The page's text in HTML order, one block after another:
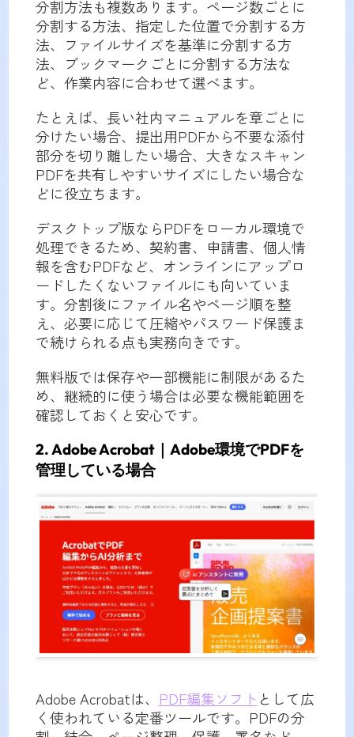
分割方法も複数あります。ページ数ごとに
分割する方法、指定した位置で分割する方
法、ファイルサイズを基準に分割する方
法、ブックマークごとに分割する方法な
ど、作業内容に合わせて選べます。
たとえば、長い社内マニュアルを章ごとに
分けたい場合、提出用PDFから不要な添付
部分を切り離したい場合、大きなスキャン
PDFを共有しやすいサイズにしたい場合な
どに役立ちます。
デスクトップ版ならPDFをローカル環境で
処理できるため、契約書、申請書、個人情
報を含むPDFなど、オンラインにアップロ
ードしたくないファイルにも向いていま
す。分割後にファイル名やページ順を整
え、必要に応じて圧縮やパスワード保護ま
で続けられる点も実務向きです。
無料版では保存や一部機能に制限があるた
め、継続的に使う場合は必要な機能範囲を
確認しておくと安心です。
2. Adobe Acrobat｜Adobe環境でPDFを
管理している場合
Adobe Acrobatは、 PDF編集ソフト として広
く使われている定番ツールです。PDFの分